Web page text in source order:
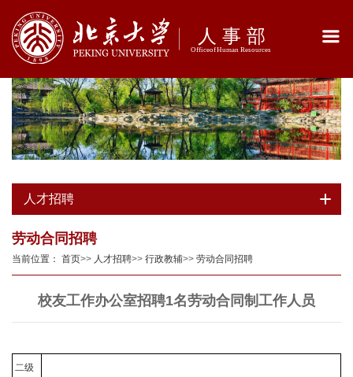
人才招聘
劳动合同招聘
当前位置： 首页>> 人才招聘>> 行政教辅>> 劳动合同招聘
校友工作办公室招聘1名劳动合同制工作人员
二级